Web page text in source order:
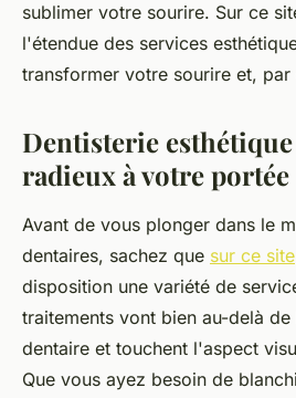
sublimer votre sourire. Sur ce
l'étendue des services
transformer votre sourire et,
Dentisterie
radieux à votre portée
Avant de vous plonger dans le
dentaires, sachez que sur ce site
disposition une variété de
traitements vont bien au-delà
dentaire et touchent l'aspect
Que vous ayez besoin de